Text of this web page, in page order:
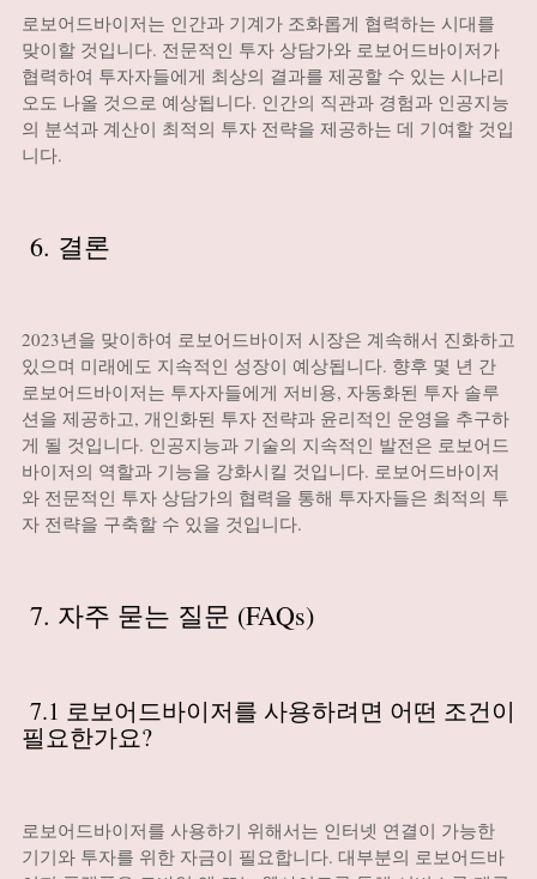
로보어드바이저는 인간과 기계가 조화롭게 협력하는 시대를
맞이할 것입니다. 전문적인 투자 상담가와 로보어드바이저가
협력하여 투자자들에게 최상의 결과를 제공할 수 있는 시나리
오도 나올 것으로 예상됩니다. 인간의 직관과 경험과 인공지능
의 분석과 계산이 최적의 투자 전략을 제공하는 데 기여할 것입
니다.
6. 결론
2023년을 맞이하여 로보어드바이저 시장은 계속해서 진화하고
있으며 미래에도 지속적인 성장이 예상됩니다. 향후 몇 년 간
로보어드바이저는 투자자들에게 저비용, 자동화된 투자 솔루
션을 제공하고, 개인화된 투자 전략과 윤리적인 운영을 추구하
게 될 것입니다. 인공지능과 기술의 지속적인 발전은 로보어드
바이저의 역할과 기능을 강화시킬 것입니다. 로보어드바이저
와 전문적인 투자 상담가의 협력을 통해 투자자들은 최적의 투
자 전략을 구축할 수 있을 것입니다.
7. 자주 묻는 질문 (FAQs)
7.1 로보어드바이저를 사용하려면 어떤 조건이
필요한가요?
로보어드바이저를 사용하기 위해서는 인터넷 연결이 가능한
기기와 투자를 위한 자금이 필요합니다. 대부분의 로보어드바